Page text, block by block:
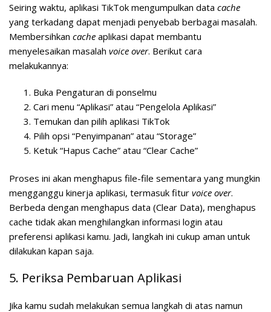
Seiring waktu, aplikasi TikTok mengumpulkan data cache
yang terkadang dapat menjadi penyebab berbagai masalah.
Membersihkan cache aplikasi dapat membantu
menyelesaikan masalah voice over. Berikut cara
melakukannya:
Buka Pengaturan di ponselmu
Cari menu “Aplikasi” atau “Pengelola Aplikasi”
Temukan dan pilih aplikasi TikTok
Pilih opsi “Penyimpanan” atau “Storage”
Ketuk “Hapus Cache” atau “Clear Cache”
Proses ini akan menghapus file-file sementara yang mungkin
mengganggu kinerja aplikasi, termasuk fitur voice over.
Berbeda dengan menghapus data (Clear Data), menghapus
cache tidak akan menghilangkan informasi login atau
preferensi aplikasi kamu. Jadi, langkah ini cukup aman untuk
dilakukan kapan saja.
5. Periksa Pembaruan Aplikasi
Jika kamu sudah melakukan semua langkah di atas namun